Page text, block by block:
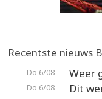
Recentste nieuws
Do 6/08 Weer
Do 6/08 Dit